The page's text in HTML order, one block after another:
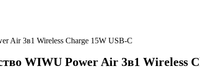
WIWU Power Air 3в1 Wireless